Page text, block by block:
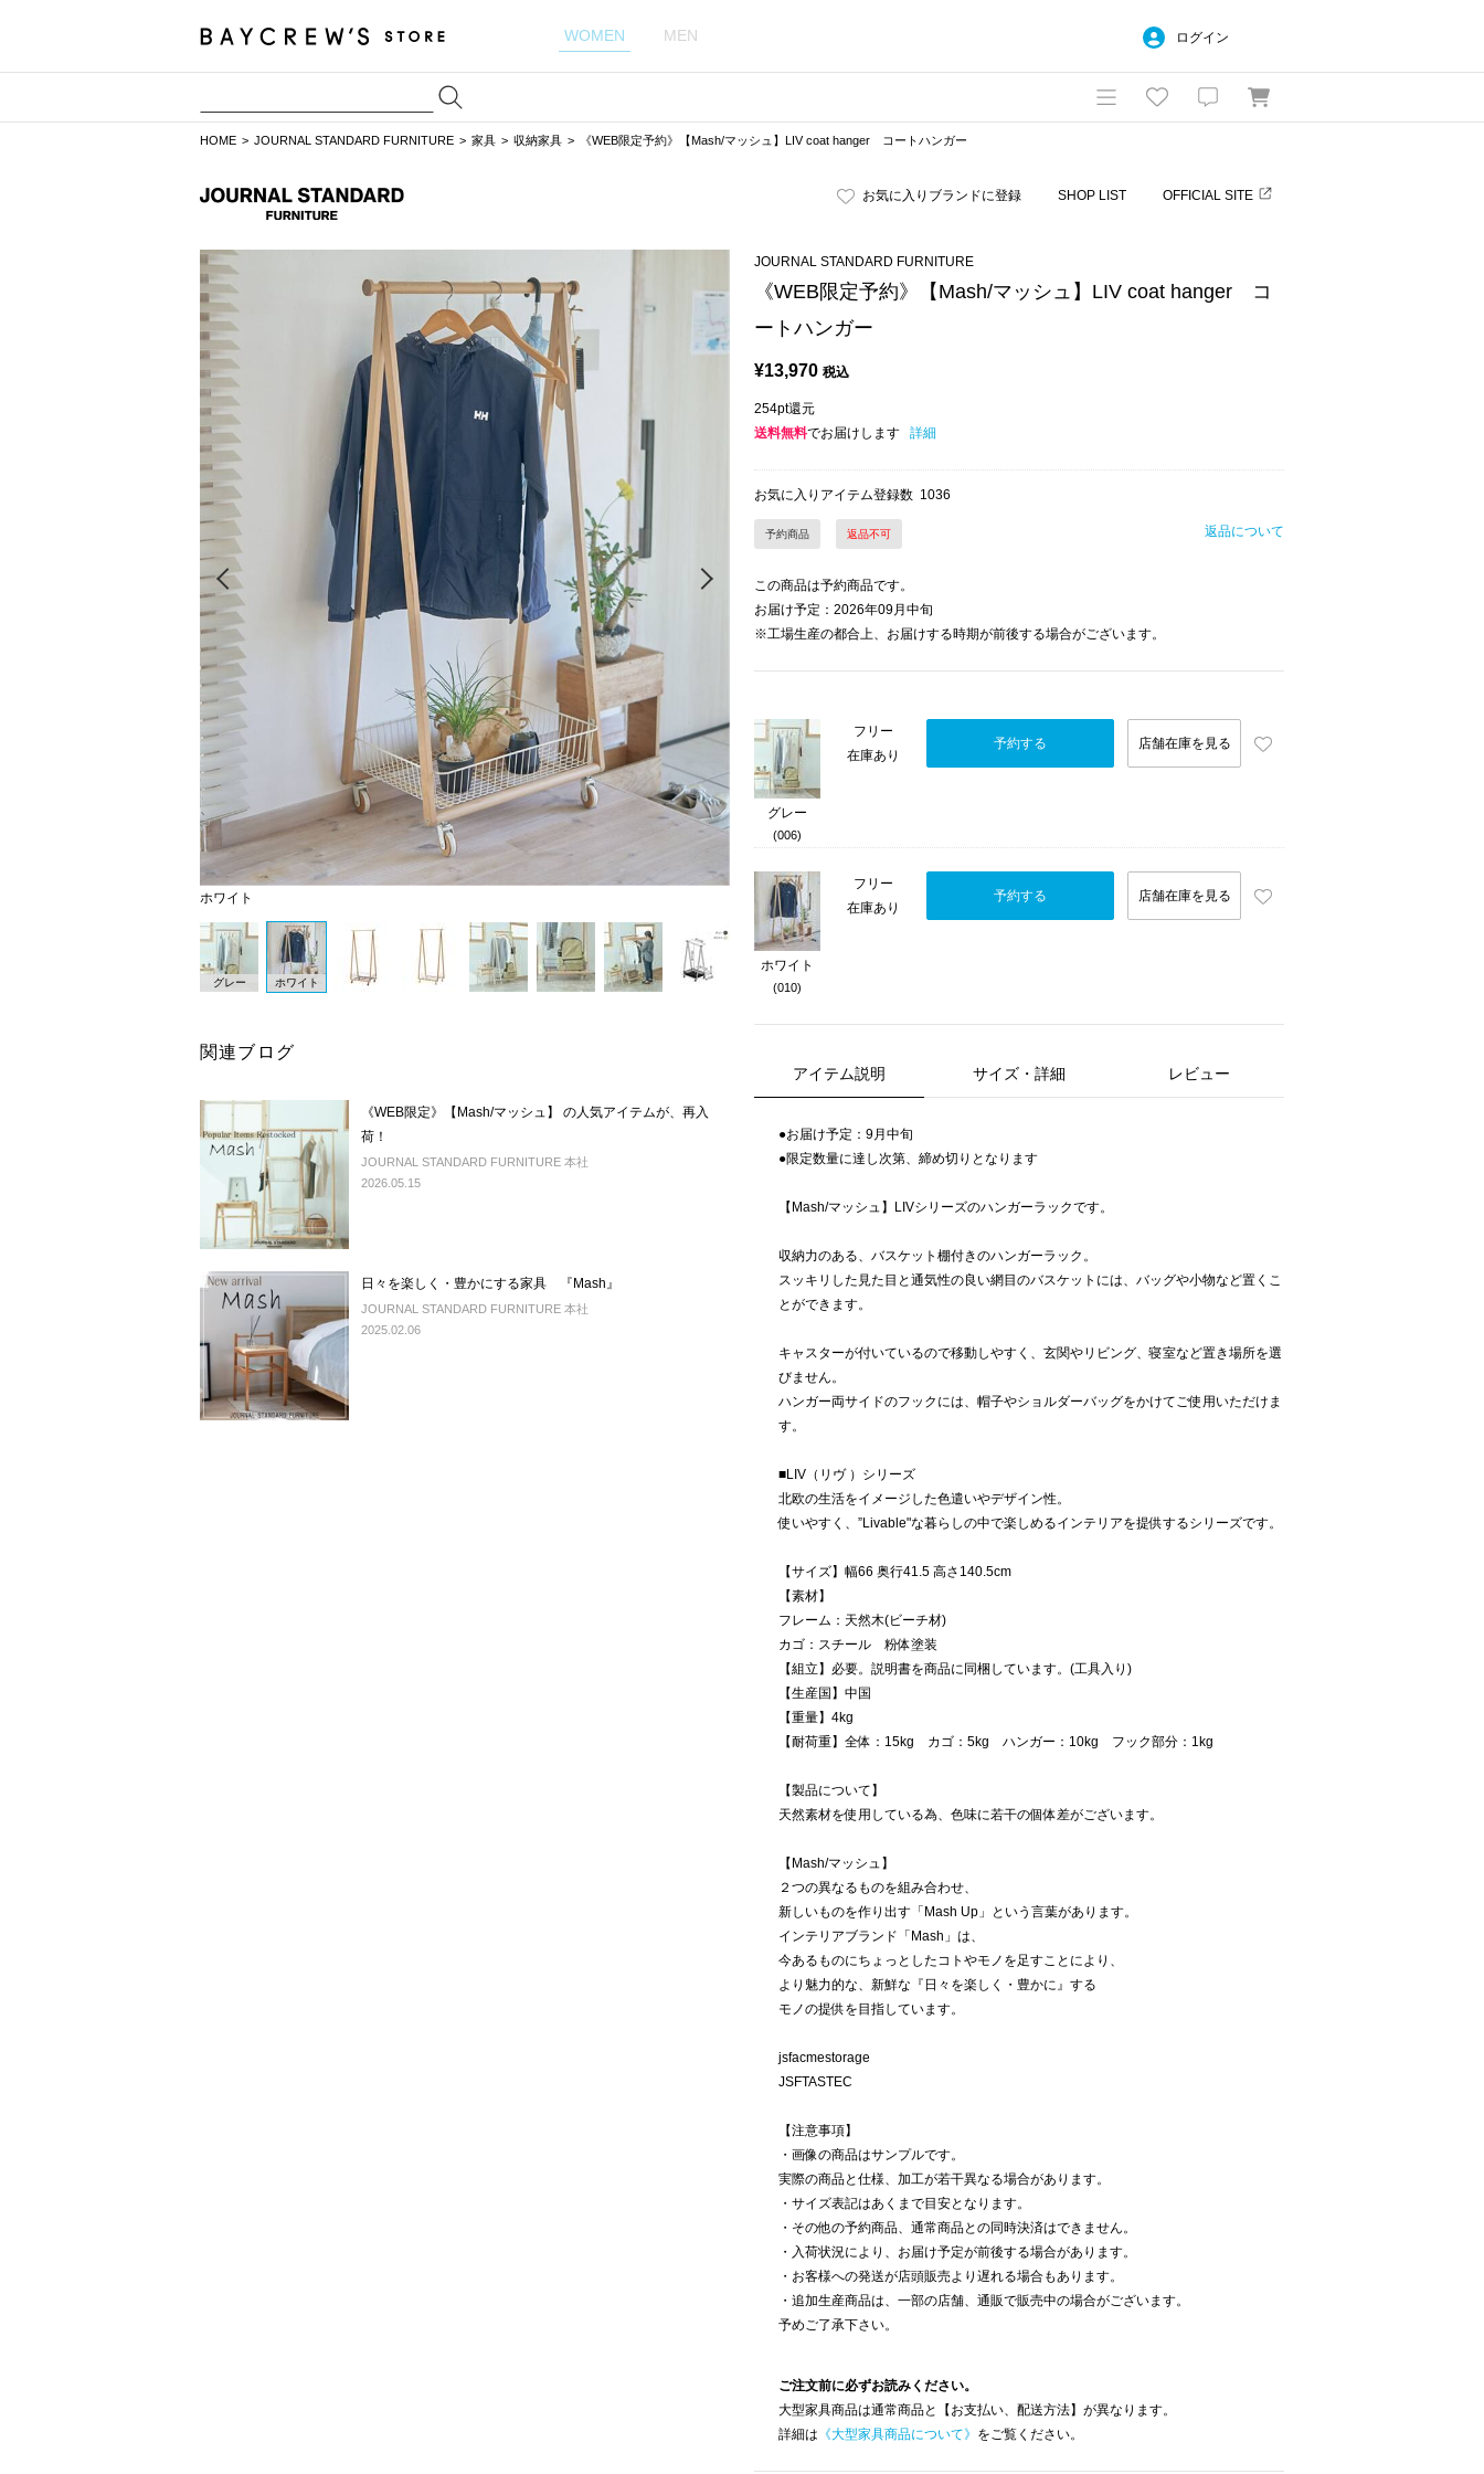
WOMEN MEN ログイン
HOME JOURNAL STANDARD FURNITURE 家具 収納家具 《WEB限定予約》【Mash/マッシュ】LIV coat hanger コートハンガー
お気に入りブランドに登録 SHOP LIST OFFICIAL SITE
ホワイト
グレー ホワイト
関連ブログ
《WEB限定》【Mash/マッシュ】 の人気アイテムが、再入
荷！
JOURNAL STANDARD FURNITURE 本社
2026.05.15
日々を楽しく・豊かにする家具 『Mash』
JOURNAL STANDARD FURNITURE 本社
2025.02.06
JOURNAL STANDARD FURNITURE
《WEB限定予約》【Mash/マッシュ】LIV coat hanger コ
ートハンガー
¥13,970 税込
254pt還元
送料無料でお届けします 詳細
お気に入りアイテム登録数 1036
予約商品 返品不可 返品について
この商品は予約商品です。
お届け予定：2026年09月中旬
※工場生産の都合上、お届けする時期が前後する場合がございます。
グレー
(006)
フリー
在庫あり
予約する 店舗在庫を見る
ホワイト
(010)
フリー
在庫あり
予約する 店舗在庫を見る
アイテム説明 サイズ・詳細 レビュー
●お届け予定：9月中旬
●限定数量に達し次第、締め切りとなります
【Mash/マッシュ】LIVシリーズのハンガーラックです。
収納力のある、バスケット棚付きのハンガーラック。
スッキリした見た目と通気性の良い網目のバスケットには、バッグや小物など置くこ
とができます。
キャスターが付いているので移動しやすく、玄関やリビング、寝室など置き場所を選
びません。
ハンガー両サイドのフックには、帽子やショルダーバッグをかけてご使用いただけま
す。
■LIV（リヴ ）シリーズ
北欧の生活をイメージした色遣いやデザイン性。
使いやすく、”Livable"な暮らしの中で楽しめるインテリアを提供するシリーズです。
【サイズ】幅66 奥行41.5 高さ140.5cm
【素材】
フレーム：天然木(ビーチ材)
カゴ：スチール 粉体塗装
【組立】必要。説明書を商品に同梱しています。(工具入り)
【生産国】中国
【重量】4kg
【耐荷重】全体：15kg カゴ：5kg ハンガー：10kg フック部分：1kg
【製品について】
天然素材を使用している為、色味に若干の個体差がございます。
【Mash/マッシュ】
２つの異なるものを組み合わせ、
新しいものを作り出す「Mash Up」という言葉があります。
インテリアブランド「Mash」は、
今あるものにちょっとしたコトやモノを足すことにより、
より魅力的な、新鮮な『日々を楽しく・豊かに』する
モノの提供を目指しています。
jsfacmestorage
JSFTASTEC
【注意事項】
・画像の商品はサンプルです。
実際の商品と仕様、加工が若干異なる場合があります。
・サイズ表記はあくまで目安となります。
・その他の予約商品、通常商品との同時決済はできません。
・入荷状況により、お届け予定が前後する場合があります。
・お客様への発送が店頭販売より遅れる場合もあります。
・追加生産商品は、一部の店舗、通販で販売中の場合がございます。
予めご了承下さい。
ご注文前に必ずお読みください。
大型家具商品は通常商品と【お支払い、配送方法】が異なります。
詳細は 《大型家具商品について》 をご覧ください。